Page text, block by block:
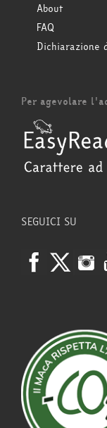
About
FAQ
Dichiarazione
Per agevolare
SEGUICI SU